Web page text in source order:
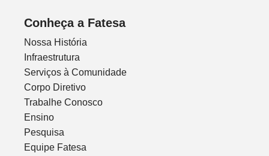
Conheça a Fatesa
Nossa História
Infraestrutura
Serviços à Comunidade
Corpo Diretivo
Trabalhe Conosco
Ensino
Pesquisa
Equipe Fatesa